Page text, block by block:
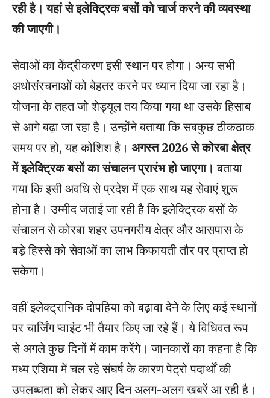
रही है। यहां से इलेक्ट्रिक बसों को चार्ज करने की व्यवस्था
की जाएगी।
सेवाओं का केंद्रीकरण इसी स्थान पर होगा। अन्य सभी
अधोसंरचनाओं को बेहतर करने पर ध्यान दिया जा रहा है।
योजना के तहत जो शेड्यूल तय किया गया था उसके हिसाब
से आगे बढ़ा जा रहा है। उन्होंने बताया कि सबकुछ ठीकठाक
समय पर हो, यह कोशिश है। अगस्त 2026 से कोरबा क्षेत्र
में इलेक्ट्रिक बसों का संचालन प्रारंभ हो जाएगा। बताया
गया कि इसी अवधि से प्रदेश में एक साथ यह सेवाएं शुरू
होना है। उम्मीद जताई जा रही है कि इलेक्ट्रिक बसों के
संचालन से कोरबा शहर उपनगरीय क्षेत्र और आसपास के
बड़े हिस्से को सेवाओं का लाभ किफायती तौर पर प्राप्त हो
सकेगा।
वहीं इलेक्ट्रानिक दोपहिया को बढ़ावा देने के लिए कई स्थानों
पर चार्जिंग प्वाइंट भी तैयार किए जा रहे हैं। ये विधिवत रूप
से अगले कुछ दिनों में काम करेंगे। जानकारों का कहना है कि
मध्य एशिया में चल रहे संघर्ष के कारण पेट्रो पदार्थों की
उपलब्धता को लेकर आए दिन अलग-अलग खबरें आ रही है।